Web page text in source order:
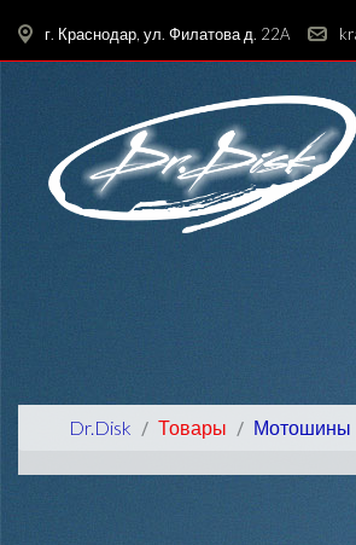
г. Краснодар, ул. Филатова д. 22A
Dr.Disk Товары Мотошины